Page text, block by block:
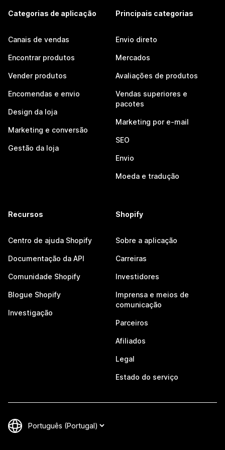
Categorias de aplicação
Canais de vendas
Encontrar produtos
Vender produtos
Encomendas e envio
Design da loja
Marketing e conversão
Gestão da loja
Principais categorias
Envio direto
Mercados
Avaliações de produtos
Vendas superiores e
pacotes
Marketing por e-mail
SEO
Envio
Moeda e tradução
Recursos
Centro de ajuda Shopify
Documentação da API
Comunidade Shopify
Blogue Shopify
Investigação
Shopify
Sobre a aplicação
Carreiras
Investidores
Imprensa e meios de
comunicação
Parceiros
Afiliados
Legal
Estado do serviço